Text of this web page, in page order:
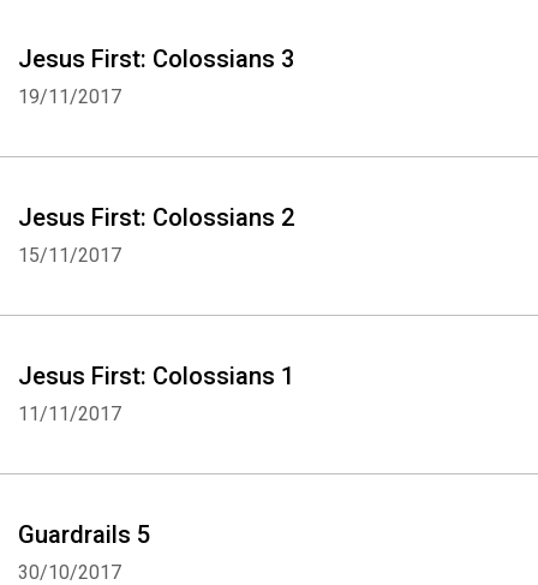
Jesus First: Colossians 3
19/11/2017
Jesus First: Colossians 2
15/11/2017
Jesus First: Colossians 1
11/11/2017
Guardrails 5
30/10/2017